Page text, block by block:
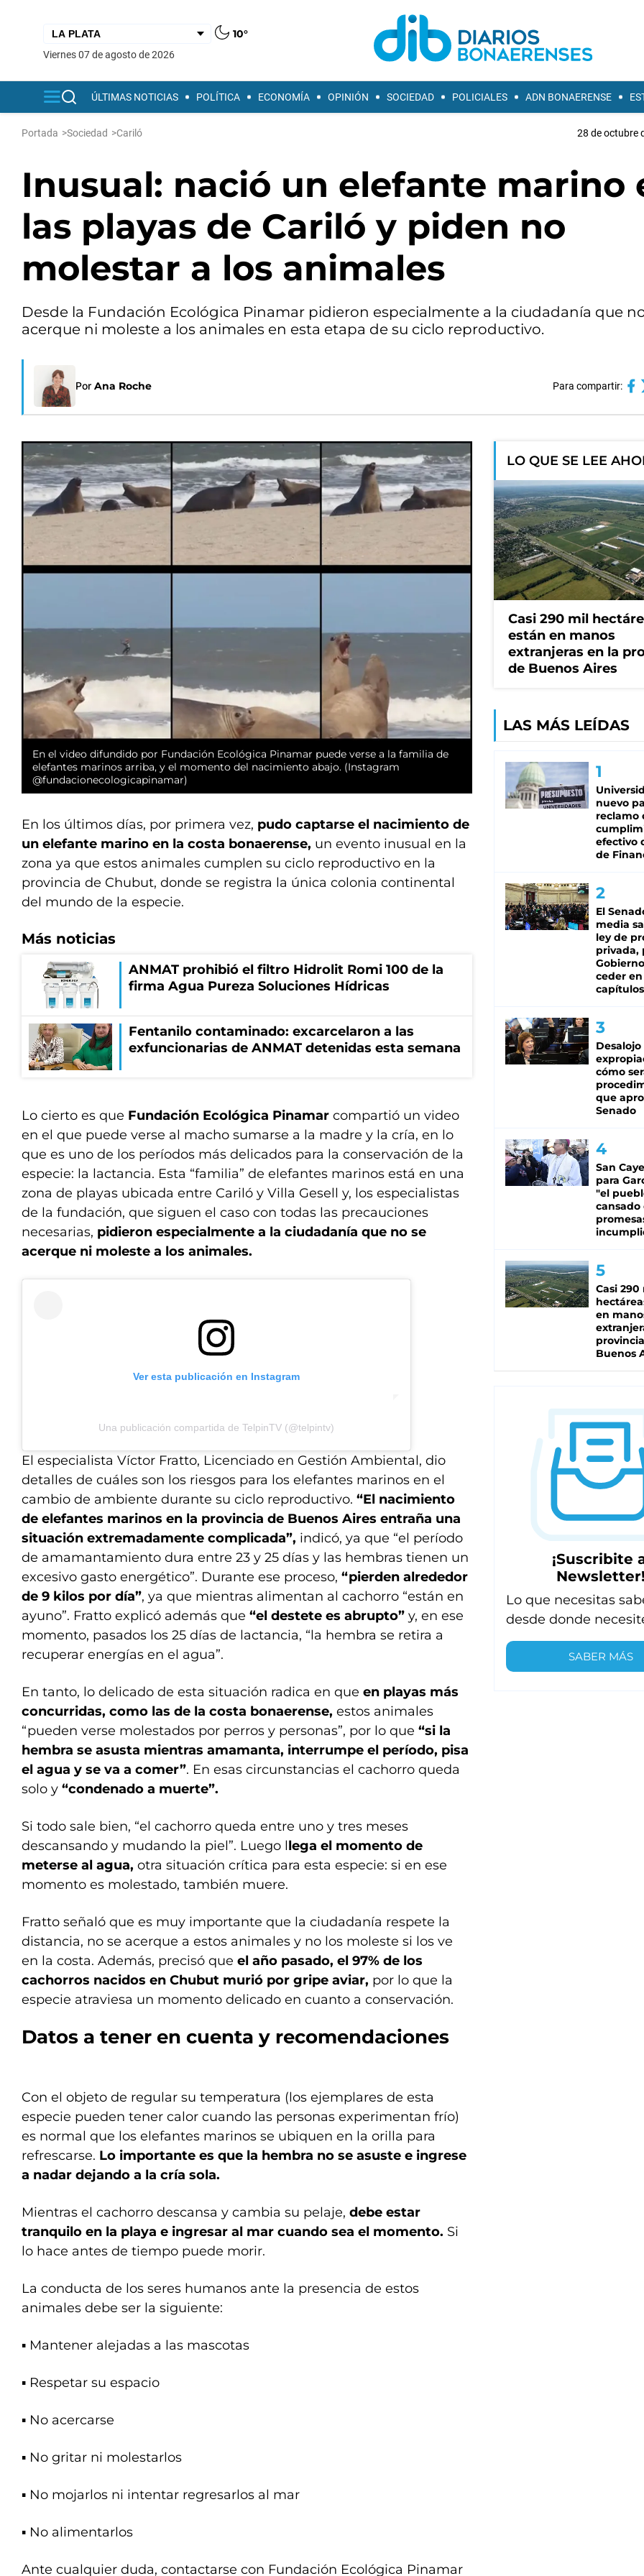
10°
viernes 07 de agosto de 2026
ÚLTIMAS NOTICIAS POLÍTICA ECONOMÍA OPINIÓN SOCIEDAD POLICIALES ADN BONAERENSE
Portada >Sociedad >Cariló 28 de octubre
Inusual: nació un elefante marino
las playas de Cariló y piden no
molestar a los animales
Desde la Fundación Ecológica Pinamar pidieron especialmente a la ciudadanía que
acerque ni moleste a los animales en esta etapa de su ciclo reproductivo.
Por Ana Roche Para compartir:
En el video difundido por Fundación Ecológica Pinamar puede verse a la familia de
elefantes marinos arriba, y el momento del nacimiento abajo. (Instagram
@fundacionecologicapinamar)
En los últimos días, por primera vez, pudo captarse el nacimiento de
un elefante marino en la costa bonaerense, un evento inusual en la
zona ya que estos animales cumplen su ciclo reproductivo en la
provincia de Chubut, donde se registra la única colonia continental
del mundo de la especie.
Más noticias
ANMAT prohibió el filtro Hidrolit Romi 100 de la
firma Agua Pureza Soluciones Hídricas
Fentanilo contaminado: excarcelaron a las
exfuncionarias de ANMAT detenidas esta semana
Lo cierto es que Fundación Ecológica Pinamar compartió un video
en el que puede verse al macho sumarse a la madre y la cría, en lo
que es uno de los períodos más delicados para la conservación de la
especie: la lactancia. Esta “familia” de elefantes marinos está en una
zona de playas ubicada entre Cariló y Villa Gesell y, los especialistas
de la fundación, que siguen el caso con todas las precauciones
necesarias, pidieron especialmente a la ciudadanía que no se
acerque ni moleste a los animales.
Ver esta publicación en Instagram
Una publicación compartida de TelpinTV (@telpintv)
El especialista Víctor Fratto, Licenciado en Gestión Ambiental, dio
detalles de cuáles son los riesgos para los elefantes marinos en el
cambio de ambiente durante su ciclo reproductivo. “El nacimiento
de elefantes marinos en la provincia de Buenos Aires entraña una
situación extremadamente complicada”, indicó, ya que “el período
de amamantamiento dura entre 23 y 25 días y las hembras tienen un
excesivo gasto energético”. Durante ese proceso, “pierden alrededor
de 9 kilos por día”, ya que mientras alimentan al cachorro “están en
ayuno”. Fratto explicó además que “el destete es abrupto” y, en ese
momento, pasados los 25 días de lactancia, “la hembra se retira a
recuperar energías en el agua”.
En tanto, lo delicado de esta situación radica en que en playas más
concurridas, como las de la costa bonaerense, estos animales
“pueden verse molestados por perros y personas”, por lo que “si la
hembra se asusta mientras amamanta, interrumpe el período, pisa
el agua y se va a comer”. En esas circunstancias el cachorro queda
solo y “condenado a muerte”.
Si todo sale bien, “el cachorro queda entre uno y tres meses
descansando y mudando la piel”. Luego llega el momento de
meterse al agua, otra situación crítica para esta especie: si en ese
momento es molestado, también muere.
Fratto señaló que es muy importante que la ciudadanía respete la
distancia, no se acerque a estos animales y no los moleste si los ve
en la costa. Además, precisó que el año pasado, el 97% de los
cachorros nacidos en Chubut murió por gripe aviar, por lo que la
especie atraviesa un momento delicado en cuanto a conservación.
Datos a tener en cuenta y recomendaciones
Con el objeto de regular su temperatura (los ejemplares de esta
especie pueden tener calor cuando las personas experimentan frío)
es normal que los elefantes marinos se ubiquen en la orilla para
refrescarse. Lo importante es que la hembra no se asuste e ingrese
a nadar dejando a la cría sola.
Mientras el cachorro descansa y cambia su pelaje, debe estar
tranquilo en la playa e ingresar al mar cuando sea el momento. Si
lo hace antes de tiempo puede morir.
La conducta de los seres humanos ante la presencia de estos
animales debe ser la siguiente:
▪️ Mantener alejadas a las mascotas
▪️ Respetar su espacio
▪️ No acercarse
▪️ No gritar ni molestarlos
▪️ No mojarlos ni intentar regresarlos al mar
▪️ No alimentarlos
Ante cualquier duda, contactarse con Fundación Ecológica Pinamar
LO QUE SE LEE
Casi 290 mil
están en manos
extranjeras en la
de Buenos Aires
LAS MÁS LEÍDAS
nuevo
reclamo
efectivo
de
El
media
ley de
privada,
ceder
capítulos
cómo
que
Senado
San
para
"el
cansado
Casi 290
en
Buenos
¡Suscribite
Lo que necesitas
desde donde
SABER MÁS